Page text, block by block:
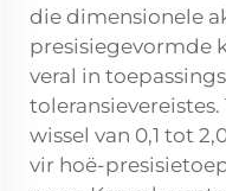
die dimensionele
presisiegevormde
veral in
wissel van 0,1 tot
vir hoë-